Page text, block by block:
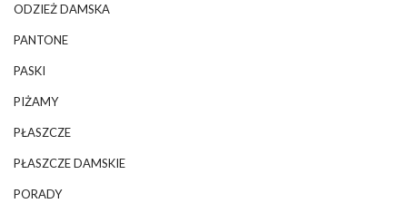
ODZIEŻ DAMSKA
PANTONE
PASKI
PIŻAMY
PŁASZCZE
PŁASZCZE DAMSKIE
PORADY